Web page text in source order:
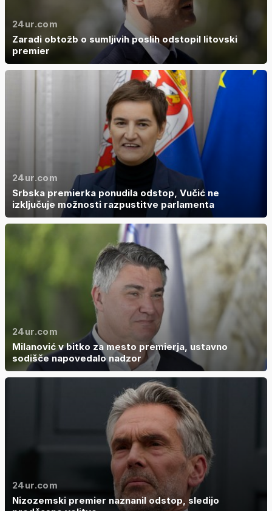
24ur.com
Zaradi obtožb o sumljivih poslih odstopil litovski
premier
24ur.com
Srbska premierka ponudila odstop, Vučić ne
izključuje možnosti razpustitve parlamenta
24ur.com
Milanović v bitko za mesto premierja, ustavno
sodišče napovedalo nadzor
24ur.com
Nizozemski premier naznanil odstop, sledijo